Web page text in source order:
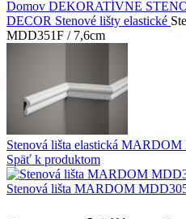
Domov DEKORATÍVNE
DECOR Stenové lišty elastické
MDD351F / 7,6cm
Stenová lišta elastická
Späť k produktom
Stenová lišta MARDOM